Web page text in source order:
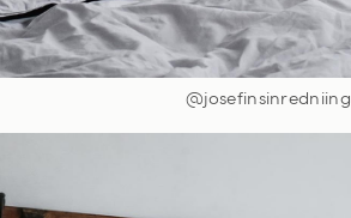
@josefinsinredniing